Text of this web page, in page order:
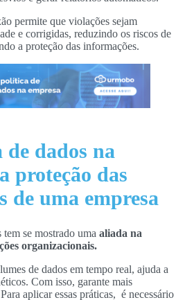
permite que violações sejam
e corrigidas, reduzindo os riscos de
a proteção das informações.
dados na
proteção das
de uma empresa
se mostrado uma aliada na
organizacionais.
de dados em tempo real, ajuda a
Com isso, garante mais
aplicar essas práticas, é necessário